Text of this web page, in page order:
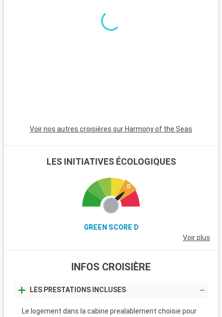
aussi une grande variété d'activités, allant de spectacles en
direct et centres commerciaux à des terrains de golf et une
gastronomie variée. Pour une journée plus tranquille, les
Voir nos autres croisières sur Harmony of the Seas
LES INITIATIVES ÉCOLOGIQUES
GREEN SCORE D
Voir plus
INFOS CROISIÈRE
LES PRESTATIONS INCLUSES
Le logement dans la cabine prealablement choisie pour